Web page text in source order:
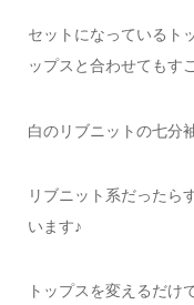
セットになっているト
ップスと合わせてもす
白のリブニットの七分
リブニット系だったら
います♪
トップスを変えるだけ